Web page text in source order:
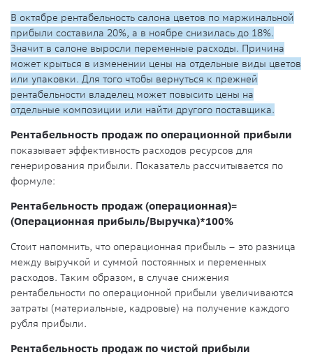
В октябре рентабельность салона цветов по маржинальной
прибыли составила 20%, а в ноябре снизилась до 18%.
Значит в салоне выросли переменные расходы. Причина
может крыться в изменении цены на отдельные виды цветов
или упаковки. Для того чтобы вернуться к прежней
рентабельности владелец может повысить цены на
отдельные композиции или найти другого поставщика.
Рентабельность продаж по операционной прибыли
показывает эффективность расходов ресурсов для
генерирования прибыли. Показатель рассчитывается по
формуле:
Рентабельность продаж (операционная)=
(Операционная прибыль/Выручка)*100%
Стоит напомнить, что операционная прибыль – это разница
между выручкой и суммой постоянных и переменных
расходов. Таким образом, в случае снижения
рентабельности по операционной прибыли увеличиваются
затраты (материальные, кадровые) на получение каждого
рубля прибыли.
Рентабельность продаж по чистой прибыли